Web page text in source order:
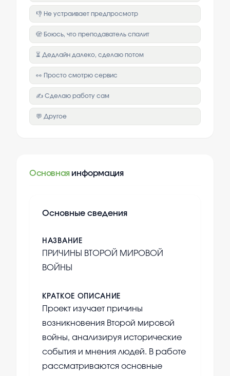
👎 Не устраивает предпросмотр
🫣 Боюсь, что преподаватель спалит
⏳ Дедлайн далеко, сделаю потом
👀 Просто смотрю сервис
✍️ Сделаю работу сам
💬 Другое
Основная информация
Основные сведения
НАЗВАНИЕ
ПРИЧИНЫ ВТОРОЙ МИРОВОЙ
ВОЙНЫ
КРАТКОЕ ОПИСАНИЕ
Проект изучает причины
возникновения Второй мировой
войны, анализируя исторические
события и мнения людей. В работе
рассматриваются основные